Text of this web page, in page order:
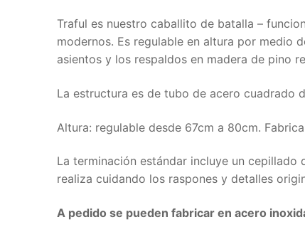
Traful es nuestro caballito de batalla –
modernos. Es regulable en altura por medio
asientos y los respaldos en madera de pino
La estructura es de tubo de acero cuadrado
Altura: regulable desde 67cm a 80cm.
La terminación estándar incluye un
realiza cuidando los raspones y detalles
A pedido se pueden fabricar en acero